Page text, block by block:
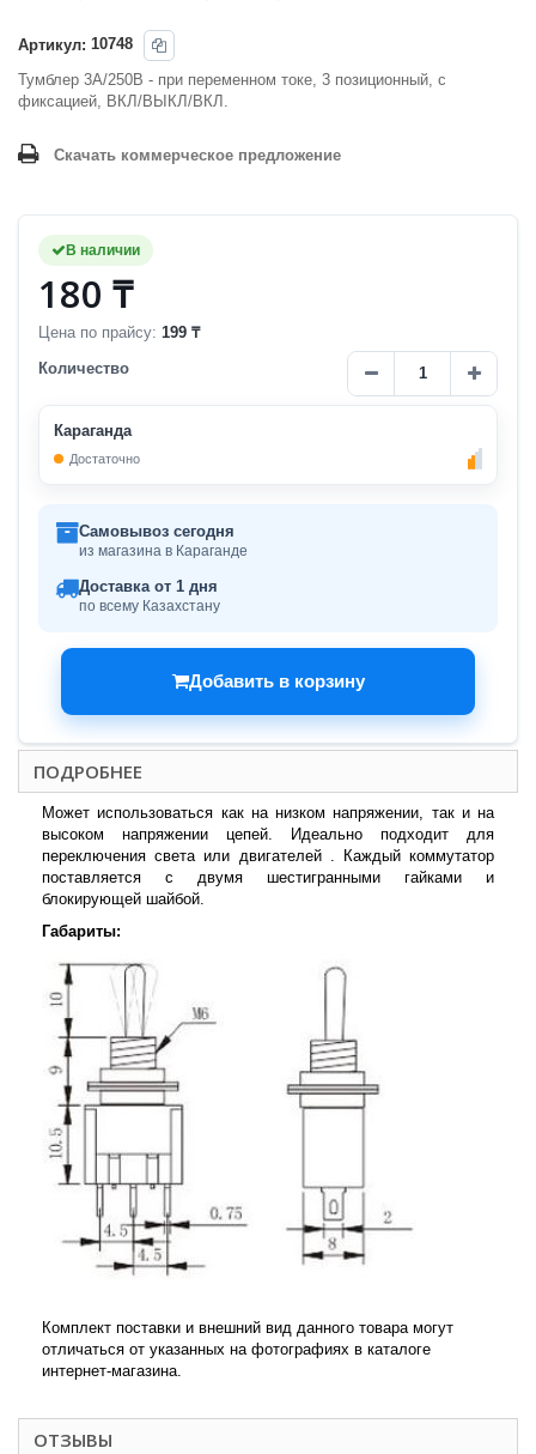
Артикул: 10748
Тумблер 3A/250В - при переменном токе, 3 позиционный, с
фиксацией, ВКЛ/ВЫКЛ/ВКЛ.
Скачать коммерческое предложение
В наличии
180 ₸
Цена по прайсу: 199 ₸
Количество
Караганда
Достаточно
Самовывоз сегодня
из магазина в Караганде
Доставка от 1 дня
по всему Казахстану
Добавить в корзину
ПОДРОБНЕЕ
Может использоваться как на низком напряжении, так и на
высоком напряжении цепей. Идеально подходит для
переключения света или двигателей . Каждый коммутатор
поставляется с двумя шестигранными гайками и
блокирующей шайбой.
Габариты:
Комплект поставки и внешний вид данного товара могут
отличаться от указанных на фотографиях в каталоге
интернет-магазина.
ОТЗЫВЫ